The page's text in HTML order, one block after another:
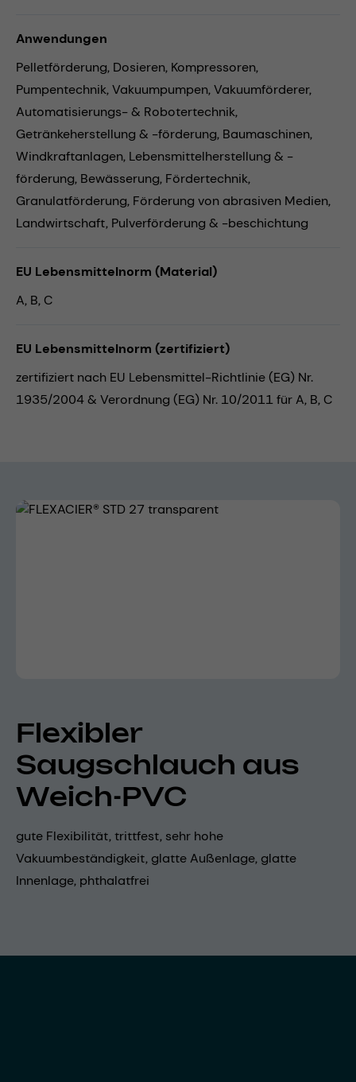
Anwendungen
Pelletförderung, Dosieren, Kompressoren,
Pumpentechnik,Vakuumpumpen,Vakuumförderer,
Automatisierungs- & Robotertechnik,
Getränkeherstellung & -förderung, Baumaschinen,
Windkraftanlagen, Lebensmittelherstellung & -
förderung, Bewässerung, Fördertechnik,
Granulatförderung, Förderung von abrasiven Medien,
Landwirtschaft, Pulverförderung & -beschichtung
EU Lebensmittelnorm (Material)
A, B, C
EU Lebensmittelnorm (zertifiziert)
zertifiziert nach EU Lebensmittel-Richtlinie (EG) Nr.
1935/2004 & Verordnung (EG) Nr. 10/2011 für A, B, C
Bildergalerie überspringen
Flexibler
Saugschlauch aus
Weich-PVC
gute Flexibilität, trittfest, sehr hohe
Vakuumbeständigkeit, glatte Außenlage, glatte
Innenlage, phthalatfrei